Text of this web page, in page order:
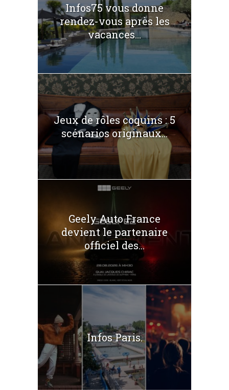
Infos75 vous donne
rendez-vous après les
vacances...
Jeux de rôles coquins : 5
scénarios originaux...
Geely Auto France
devient le partenaire
officiel des...
Infos Paris.